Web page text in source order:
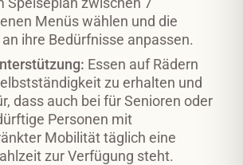
Menüs wählen und die
ihre Bedürfnisse anpassen.
Essen auf Rädern
zu erhalten und
dass auch bei für Senioren oder
Personen mit
Mobilität täglich eine
zur Verfügung steht.